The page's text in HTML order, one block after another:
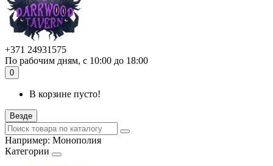
+371 24931575
По рабочим дням, с 10:00 до 18:00
0
В корзине пусто!
Везде
Например: Монополия
Категории